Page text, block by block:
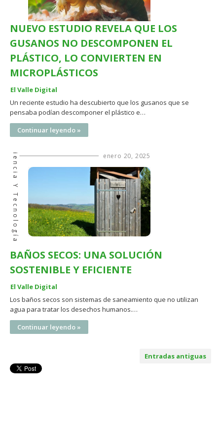
NUEVO ESTUDIO REVELA QUE LOS
GUSANOS NO DESCOMPONEN EL
PLÁSTICO, LO CONVIERTEN EN
MICROPLÁSTICOS
El Valle Digital
Un reciente estudio ha descubierto que los gusanos que se
pensaba podían descomponer el plástico e…
Continuar leyendo »
enero 20, 2025
Ciencia Y Tecnología
BAÑOS SECOS: UNA SOLUCIÓN
SOSTENIBLE Y EFICIENTE
El Valle Digital
Los baños secos son sistemas de saneamiento que no utilizan
agua para tratar los desechos humanos.…
Continuar leyendo »
Entradas antiguas